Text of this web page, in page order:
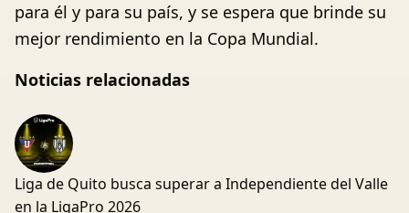
para él y para su país, y se espera que brinde su
mejor rendimiento en la Copa Mundial.
Noticias relacionadas
Liga de Quito busca superar a Independiente del Valle
en la LigaPro 2026